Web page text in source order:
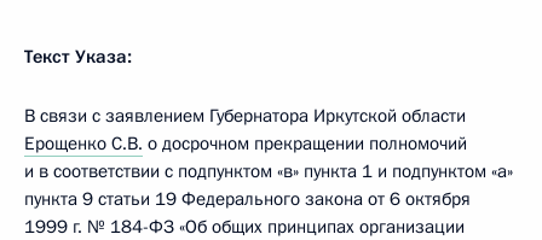
Текст Указа:
В связи с заявлением Губернатора Иркутской области
Ерощенко С.В. о досрочном прекращении полномочий
и в соответствии с подпунктом «в» пункта 1 и подпунктом «а»
пункта 9 статьи 19 Федерального закона от 6 октября
1999 г. № 184-ФЗ «Об общих принципах организации